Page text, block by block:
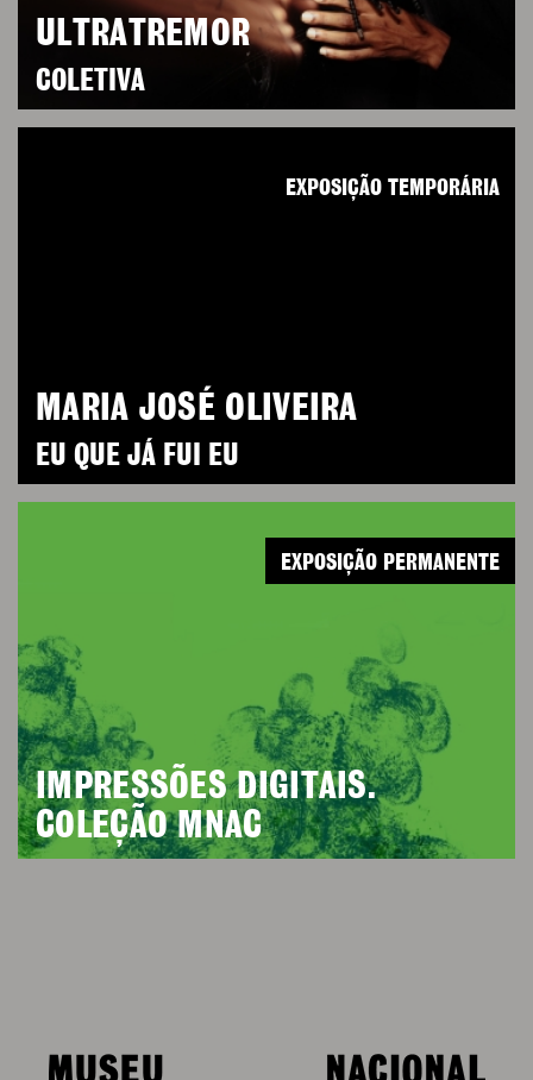
ULTRATREMOR
COLETIVA
MARIA JOSÉ OLIVEIRA
EU QUE JÁ FUI EU
EXPOSIÇÃO TEMPORÁRIA
IMPRESSÕES DIGITAIS.
COLEÇÃO MNAC
EXPOSIÇÃO PERMANENTE